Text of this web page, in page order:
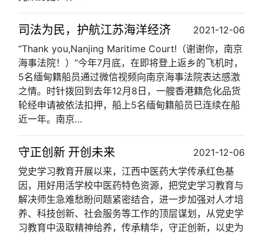
司法为民，护航江苏海洋经济
2021-12-06
“Thank you,Nanjing Maritime Court!（谢谢你，南京
海事法院！）”今年7月底，在即将登上返乡的飞机时，
5名缅甸籍船员通过微信视频向南京海事法院表达感激
之情。时针拨回到去年12月8日，一艘香港籍危化品货
轮经申请被依法扣押，船上5名缅甸籍船员已连续在船
近一年。南京…
守正创新 开创未来
2021-12-06
党史学习教育开展以来，江西中医药大学传承红色基
因，用好用活学校中医药特色资源，把党史学习教育与
解决师生急难愁盼问题紧密结合，进一步加强对人才培
养、科技创新、社会服务等工作的顶层谋划，从党史学
习教育中汲取精神给养，传承精华，守正创新，以史为